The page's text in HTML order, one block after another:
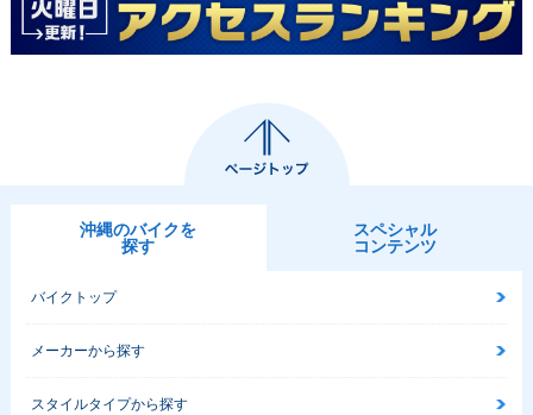
沖縄のバイクを
探す
スペシャル
コンテンツ
バイクトップ
メーカーから探す
スタイルタイプから探す